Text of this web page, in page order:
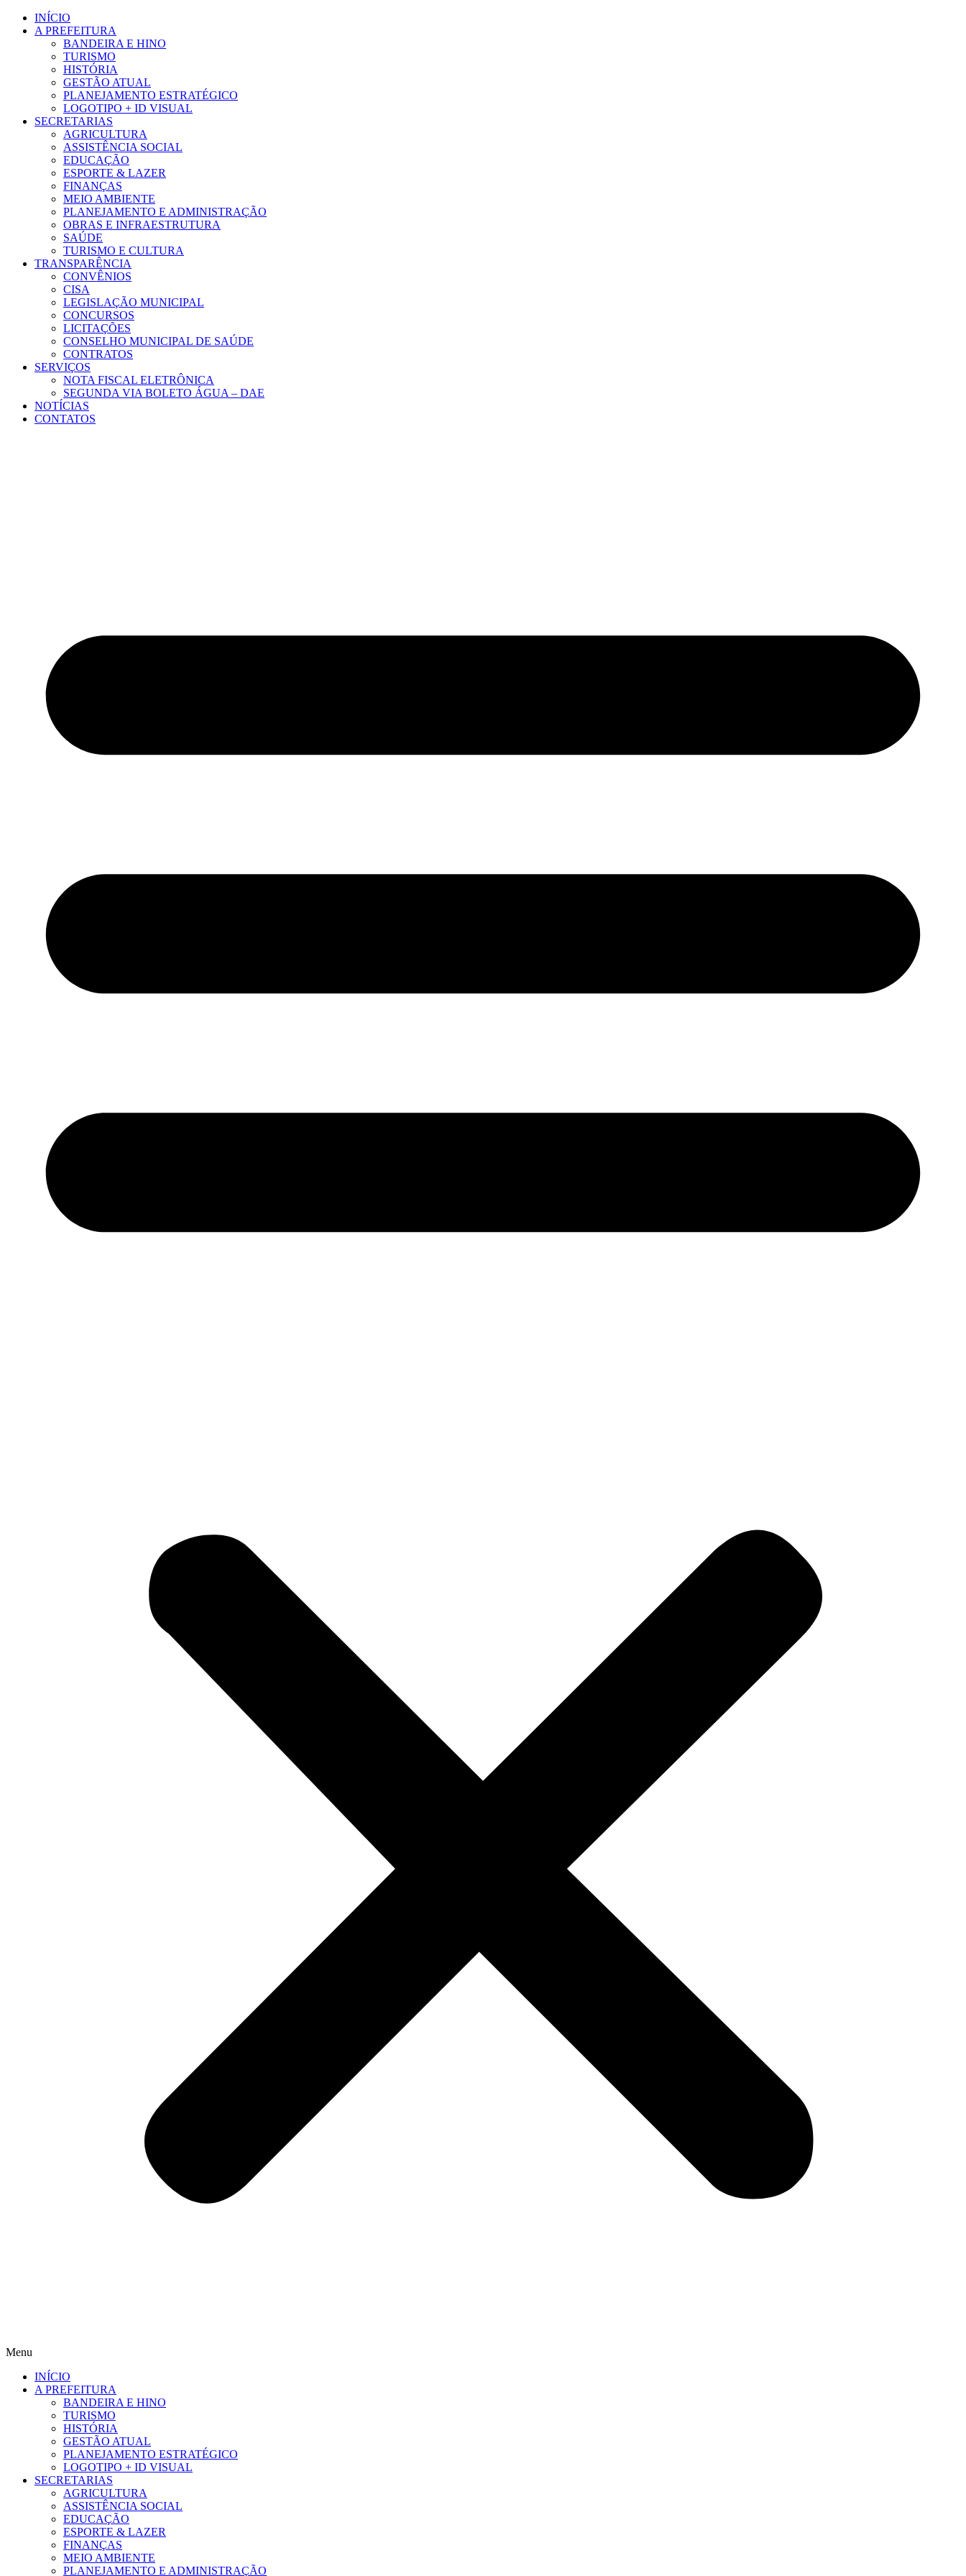
para
INÍCIO
A PREFEITURA
BANDEIRA E HINO
TURISMO
HISTÓRIA
GESTÃO ATUAL
PLANEJAMENTO ESTRATÉGICO
LOGOTIPO + ID VISUAL
SECRETARIAS
AGRICULTURA
ASSISTÊNCIA SOCIAL
EDUCAÇÃO
ESPORTE & LAZER
FINANÇAS
MEIO AMBIENTE
PLANEJAMENTO E ADMINISTRAÇÃO
OBRAS E INFRAESTRUTURA
SAÚDE
TURISMO E CULTURA
TRANSPARÊNCIA
CONVÊNIOS
CISA
LEGISLAÇÃO MUNICIPAL
CONCURSOS
LICITAÇÕES
CONSELHO MUNICIPAL DE SAÚDE
CONTRATOS
SERVIÇOS
NOTA FISCAL ELETRÔNICA
SEGUNDA VIA BOLETO ÁGUA – DAE
NOTÍCIAS
CONTATOS
Menu
INÍCIO
A PREFEITURA
BANDEIRA E HINO
TURISMO
HISTÓRIA
GESTÃO ATUAL
PLANEJAMENTO ESTRATÉGICO
LOGOTIPO + ID VISUAL
SECRETARIAS
AGRICULTURA
ASSISTÊNCIA SOCIAL
EDUCAÇÃO
ESPORTE & LAZER
FINANÇAS
MEIO AMBIENTE
PLANEJAMENTO E ADMINISTRAÇÃO